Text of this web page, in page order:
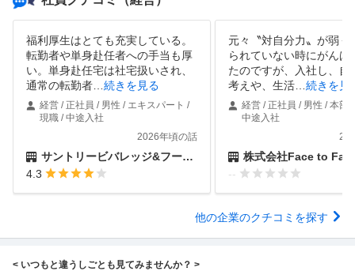
福利厚生はとても充実している。
転勤者や単身赴任者への手当も厚
い。単身赴任宅は社宅扱いされ、
通常の転勤者
続きを見る
経営 / 正社員 / 男性 / エキスパート /
現職 / 中途入社
2026年頃の話
サントリービバレッジ&フード株式会社
4.3
元々〝対自分力〟が弱く
られていない時にがんば
たのですが、入社し、自
考えや、生活
続きを見
経営 / 正社員 / 男性 / 本部
中途入社
株式会社Face to
--
他の企業のクチコミを探す
< いつもと違うしごとも見てみませんか？ >